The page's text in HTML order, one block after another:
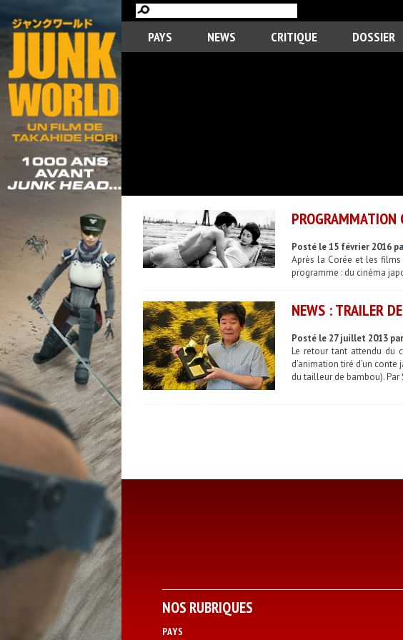
PAYS NEWS CRITIQUE DOSSIER
Posté le 15 février 2016
Après la Corée et les
programme : du cinéma
NEWS : TRAILER
Posté le 27 juillet 2013 par
Le retour tant attendu du
d’animation tiré d’un
du tailleur de bambou). Par
NOS RUBRIQUES
PAYS